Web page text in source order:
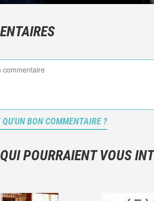
QU'UN BON COMMENTAIRE ?
Et,
POURRAIENT VOUS